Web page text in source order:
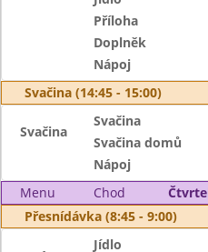
Příloha
Doplněk
Nápoj
Svačina (14:45 - 15:00)
Svačina
Svačina
Svačina domů
Nápoj
Menu
Chod
Přesnídávka (8:45 - 9:00)
Jídlo